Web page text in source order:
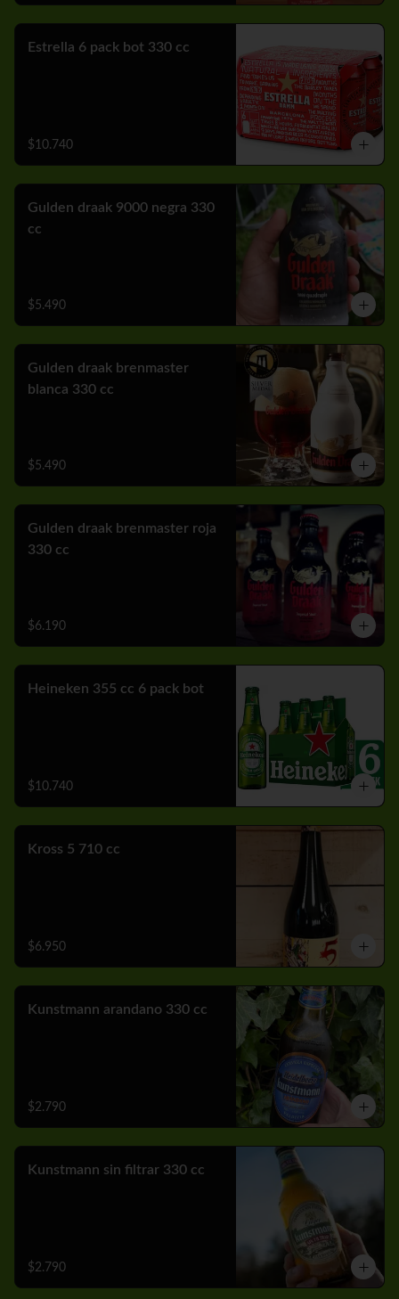
Estrella 6 pack bot 330 cc
$10.740
Gulden draak 9000 negra 330
cc
$5.490
Gulden draak brenmaster
blanca 330 cc
$5.490
Gulden draak brenmaster roja
330 cc
$6.190
Heineken 355 cc 6 pack bot
$10.740
Kross 5 710 cc
$6.950
Kunstmann arandano 330 cc
$2.790
Kunstmann sin filtrar 330 cc
$2.790